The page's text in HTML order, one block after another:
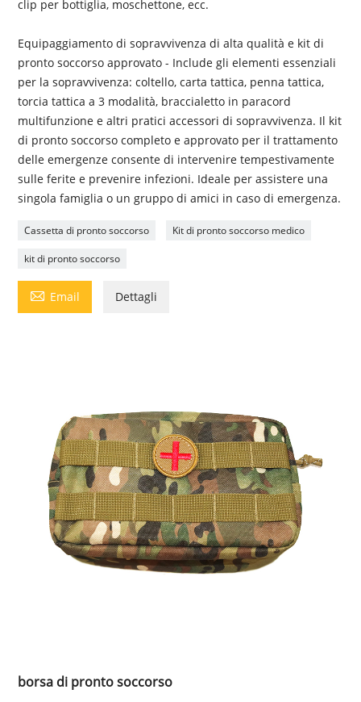
clip per bottiglia, moschettone, ecc.
Equipaggiamento di sopravvivenza di alta qualità e kit di
pronto soccorso approvato - Include gli elementi essenziali
per la sopravvivenza: coltello, carta tattica, penna tattica,
torcia tattica a 3 modalità, braccialetto in paracord
multifunzione e altri pratici accessori di sopravvivenza. Il kit
di pronto soccorso completo e approvato per il trattamento
delle emergenze consente di intervenire tempestivamente
sulle ferite e prevenire infezioni. Ideale per assistere una
singola famiglia o un gruppo di amici in caso di emergenza.
Cassetta di pronto soccorso Kit di pronto soccorso medico
kit di pronto soccorso
 Email Dettagli
borsa di pronto soccorso